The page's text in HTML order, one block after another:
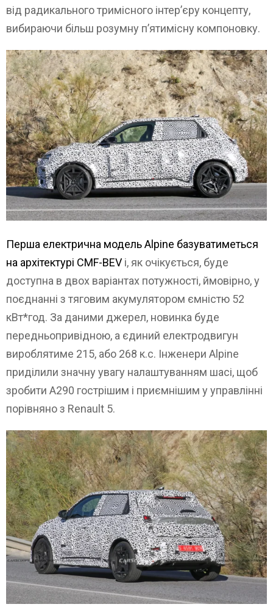
від радикального тримісного інтер’єру концепту,
вибираючи більш розумну п’ятимісну компоновку.
Перша електрична модель Alpine базуватиметься
на архітектурі CMF-BEV і, як очікується, буде
доступна в двох варіантах потужності, ймовірно, у
поєднанні з тяговим акумулятором ємністю 52
кВт*год. За даними джерел, новинка буде
передньопривідною, а єдиний електродвигун
вироблятиме 215, або 268 к.с. Інженери Alpine
приділили значну увагу налаштуванням шасі, щоб
зробити A290 гострішим і приємнішим у управлінні
порівняно з Renault 5.